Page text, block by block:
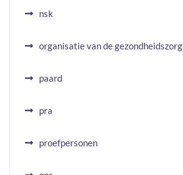
nsk
organisatie van de gezondheidszorg
paard
pra
proefpersonen